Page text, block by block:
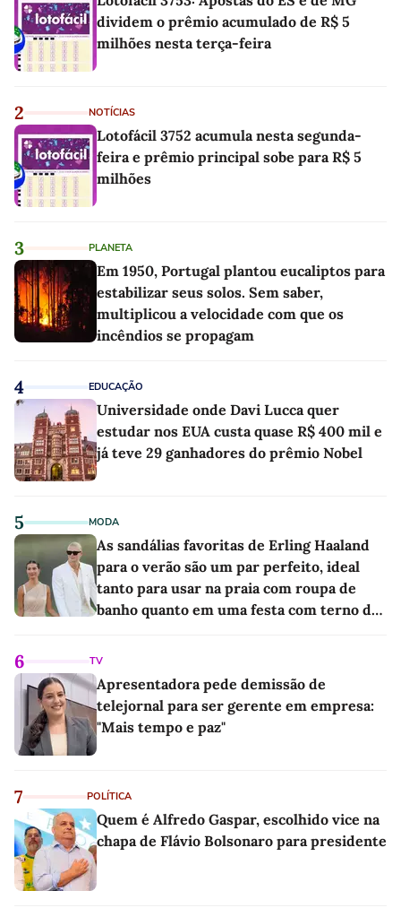
dividem o prêmio acumulado de R$ 5
milhões nesta terça-feira
2 NOTÍCIAS
Lotofácil 3752 acumula nesta segunda-
feira e prêmio principal sobe para R$ 5
milhões
3 PLANETA
Em 1950, Portugal plantou eucaliptos para
estabilizar seus solos. Sem saber,
multiplicou a velocidade com que os
incêndios se propagam
4 EDUCAÇÃO
Universidade onde Davi Lucca quer
estudar nos EUA custa quase R$ 400 mil e
já teve 29 ganhadores do prêmio Nobel
5 MODA
As sandálias favoritas de Erling Haaland
para o verão são um par perfeito, ideal
tanto para usar na praia com roupa de
banho quanto em uma festa com terno de
6 TV
Apresentadora pede demissão de
telejornal para ser gerente em empresa:
"Mais tempo e paz"
7 POLÍTICA
Quem é Alfredo Gaspar, escolhido vice na
chapa de Flávio Bolsonaro para presidente